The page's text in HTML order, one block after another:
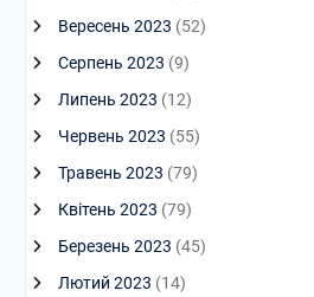
Вересень 2023 (52)
Серпень 2023 (9)
Липень 2023 (12)
Червень 2023 (55)
Травень 2023 (79)
Квітень 2023 (79)
Березень 2023 (45)
Лютий 2023 (14)